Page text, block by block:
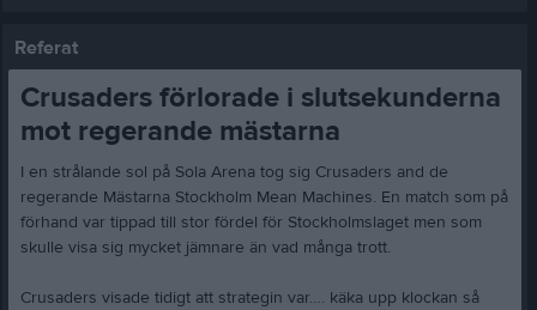
Referat
Crusaders förlorade i slutsekunderna
mot regerande mästarna
I en strålande sol på Sola Arena tog sig Crusaders and de
regerande Mästarna Stockholm Mean Machines. En match som på
förhand var tippad till stor fördel för Stockholmslaget men som
skulle visa sig mycket jämnare än vad många trott.
Crusaders visade tidigt att strategin var…. käka upp klockan så